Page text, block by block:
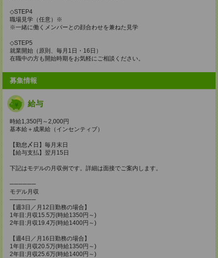
◇STEP4
職場見学（任意）※
※一緒に働くメンバーとの顔合わせを兼ねた見学
◇STEP5
就業開始（原則、毎月1日・16日）
在職中の方も開始時期をお気軽にご相談ください。
募集情報
給与
時給1,350円～2,000円
基本給＋成果給（インセンティブ）
【勤怠〆日】毎月末日
【給与支払】翌月15日
下記はモデルの月収例です。詳細は面接でご案内します。
──────
モデル月収
──────
【週3日／月12日勤務の場合】
1年目:月収15.5万(時給1350円～)
2年目:月収19.4万(時給1400円～)
【週4日／月16日勤務の場合】
1年目:月収20.5万(時給1350円～)
2年目:月収25.6万(時給1400円～)